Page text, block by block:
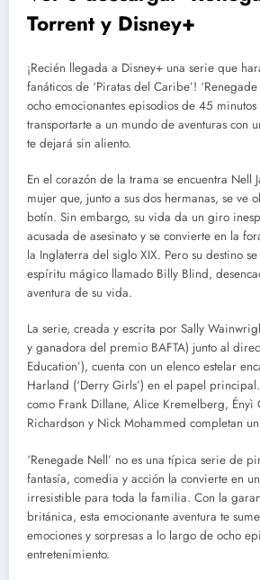
Torrent y Disney+
¡Recién llegada a Disney+ una serie que
fanáticos de ‘Piratas del Caribe’!
ocho emocionantes episodios de 45
transportarte a un mundo de aventuras con
te dejará sin aliento.
En el corazón de la trama se encuentra Nell
mujer que, junto a sus dos hermanas, se ve
botín. Sin embargo, su vida da un giro
acusada de asesinato y se convierte en la
la Inglaterra del siglo XIX. Pero su destino
espíritu mágico llamado Billy Blind,
aventura de su vida.
La serie, creada y escrita por Sally
y ganadora del premio BAFTA) junto al
Education’), cuenta con un elenco estelar
Harland (‘Derry Girls’) en el papel
como Frank Dillane, Alice Kremelberg, Ényì
Richardson y Nick Mohammed completan
‘Renegade Nell’ no es una típica serie de
fantasía, comedia y acción la convierte en
irresistible para toda la familia. Con la
británica, esta emocionante aventura te
emociones y sorpresas a lo largo de ocho
entretenimiento.